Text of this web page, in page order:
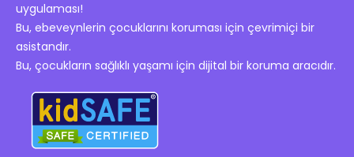
uygulaması!
Bu, ebeveynlerin çocuklarını koruması için çevrimiçi bir
asistandır.
Bu, çocukların sağlıklı yaşamı için dijital bir koruma aracıdır.